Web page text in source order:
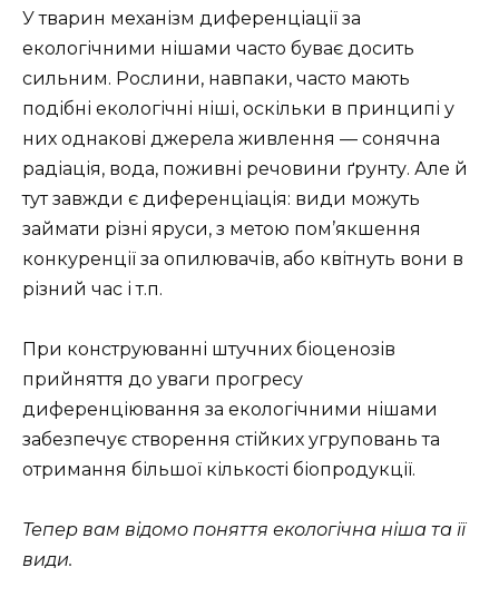
У тварин механізм диференціації за
екологічними нішами часто буває досить
сильним. Рослини, навпаки, часто мають
подібні екологічні ніші, оскільки в принципі у
них однакові джерела живлення — сонячна
радіація, вода, поживні речовини ґрунту. Але й
тут завжди є диференціація: види можуть
займати різні яруси, з метою пом’якшення
конкуренції за опилювачів, або квітнуть вони в
різний час і т.п.
При конструюванні штучних біоценозів
прийняття до уваги прогресу
диференціювання за екологічними нішами
забезпечує створення стійких угруповань та
отримання більшої кількості біопродукції.
Тепер вам відомо поняття екологічна ніша та її
види.